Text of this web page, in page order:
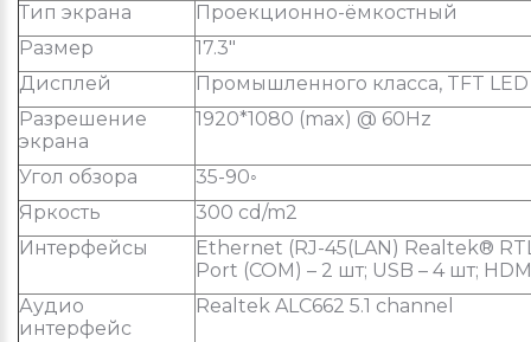
Тип экрана
Проекционно-ёмкостный
Размер
17.3"
Дисплей
Промышленного класса, TFT LED
Разрешение
экрана
1920*1080 (max) @ 60Hz
Угол обзора
35-90◦
Яркость
300 cd/m2
Интерфейсы
Ethernet (RJ-45(LAN) Realtek® RTL
Port (COM) – 2 шт; USB – 4 шт;
Аудио
интерфейс
Realtek ALC662 5.1 channel